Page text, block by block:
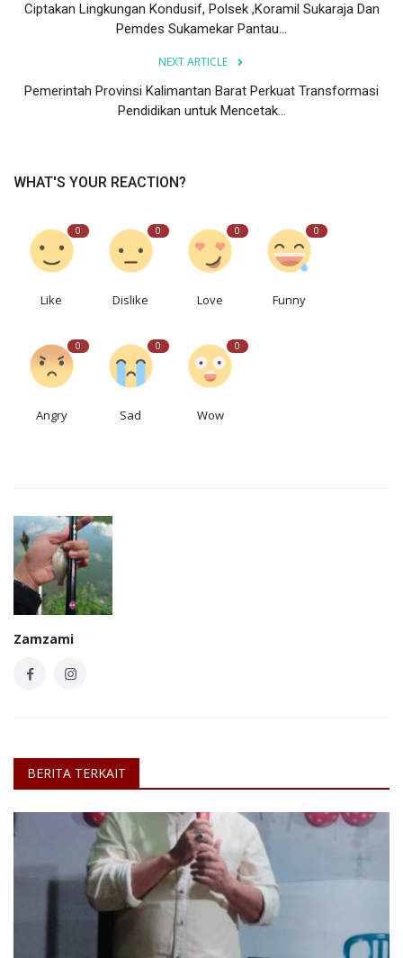
Ciptakan Lingkungan Kondusif, Polsek ,Koramil Sukaraja Dan
Pemdes Sukamekar Pantau...
NEXT ARTICLE
Pemerintah Provinsi Kalimantan Barat Perkuat Transformasi
Pendidikan untuk Mencetak...
WHAT'S YOUR REACTION?
0
Like
0
Dislike
0
Love
0
Funny
0
Angry
0
Sad
0
Wow
Zamzami
BERITA TERKAIT